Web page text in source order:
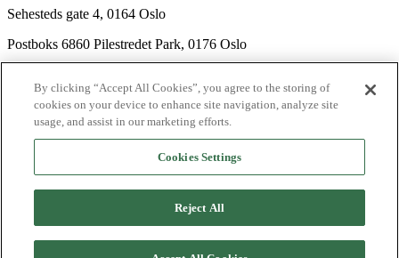
Sehesteds gate 4, 0164 Oslo
Postboks 6860 Pilestredet Park, 0176 Oslo
Nyhetsbrev
Ledige stillinger
Send inn manus
Agency
By clicking “Accept All Cookies”, you agree to the storing of
cookies on your device to enhance site navigation, analyze site
usage, and assist in our marketing efforts.
Cookies Settings
Reject All